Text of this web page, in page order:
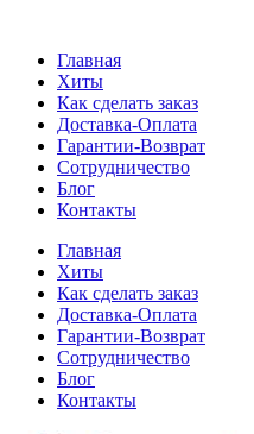
Главная
Хиты
Как сделать заказ
Доставка-Оплата
Гарантии-Возврат
Сотрудничество
Блог
Контакты
Главная
Хиты
Как сделать заказ
Доставка-Оплата
Гарантии-Возврат
Сотрудничество
Блог
Контакты